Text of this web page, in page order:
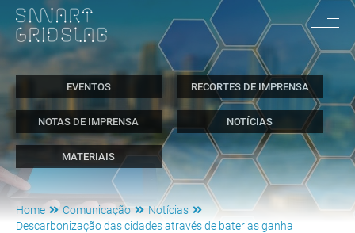
EVENTOS RECORTES DE IMPRENSA
NOTAS DE IMPRENSA NOTÍCIAS
MATERIAIS
Home Comunicação
Notícias
Descarbonização das cidades através de baterias ganha